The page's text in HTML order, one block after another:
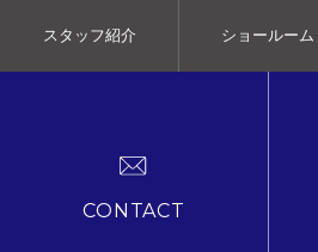
スタッフ紹介 ショールーム
CONTACT